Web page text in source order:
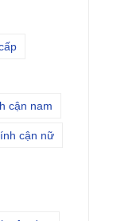
cận nam
cận nữ